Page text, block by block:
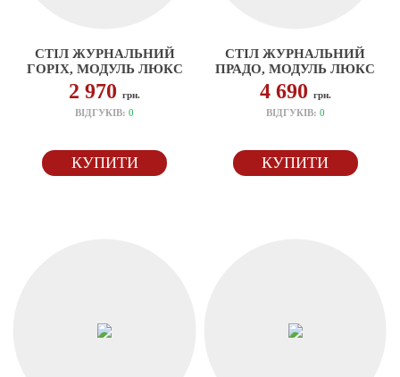
СТІЛ ЖУРНАЛЬНИЙ
ГОРІХ, МОДУЛЬ ЛЮКС
2 970грн.
ВІДГУКІВ:0
КУПИТИ
СТІЛ ЖУРНАЛЬНИЙ
ПРАДО, МОДУЛЬ ЛЮКС
4 690 грн.
ВІДГУКІВ: 0
КУПИТИ